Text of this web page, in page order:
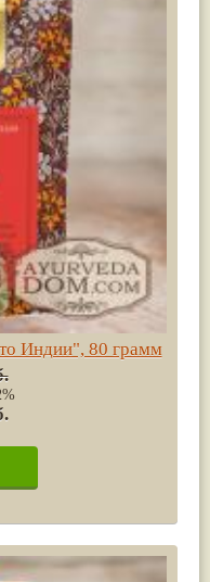
Индии", 80 грамм